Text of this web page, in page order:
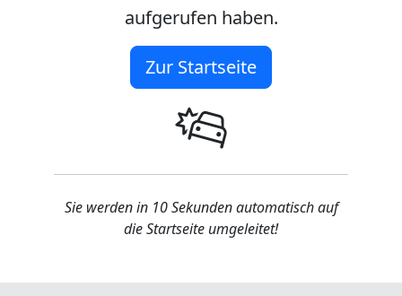
aufgerufen haben.
Zur Startseite
Sie werden in 10 Sekunden automatisch auf
die Startseite umgeleitet!